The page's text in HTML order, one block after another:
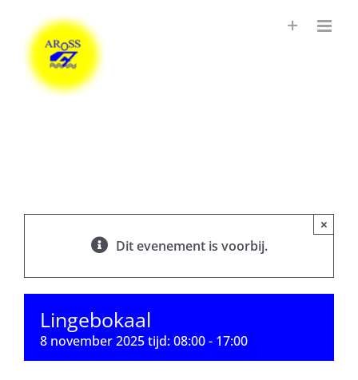
Dit evenement is voorbij.
×
Lingebokaal
8 november 2025 tijd: 08:00- 17:00